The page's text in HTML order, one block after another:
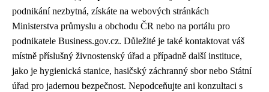
podnikání nezbytná, získáte na webových stránkách
Ministerstva průmyslu a obchodu ČR nebo na portálu pro
podnikatele Business.gov.cz. Důležité je také kontaktovat váš
místně příslušný živnostenský úřad a případně další instituce,
jako je hygienická stanice, hasičský záchranný sbor nebo Státní
úřad pro jadernou bezpečnost. Nepodceňujte ani konzultaci s